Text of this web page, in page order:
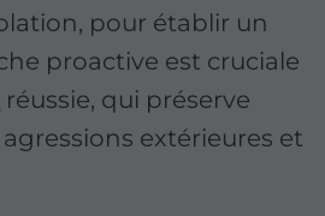
pour établir un
proactive est cruciale
réussie, qui préserve
extérieures et